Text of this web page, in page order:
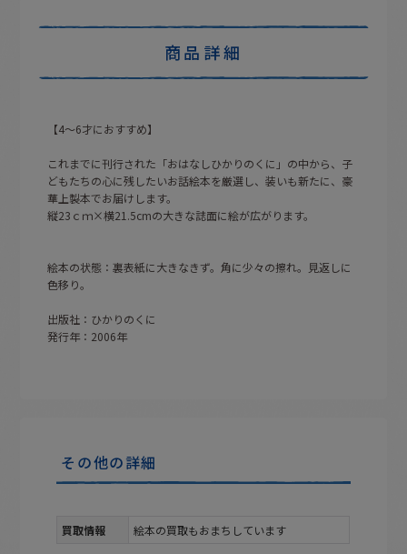
商品詳細
【4〜6才におすすめ】
これまでに刊行された「おはなしひかりのくに」の中から、子
どもたちの心に残したいお話絵本を厳選し、装いも新たに、豪
華上製本でお届けします。
縦23ｃｍ×横21.5cmの大きな誌面に絵が広がります。
絵本の状態：裏表紙に大きなきず。角に少々の擦れ。見返しに
色移り。
出版社：ひかりのくに
発行年：2006年
その他の詳細
買取情報 絵本の買取もおまちしています